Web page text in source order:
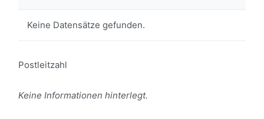
Keine Datensätze gefunden.
Postleitzahl
Keine Informationen hinterlegt.